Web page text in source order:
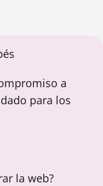
a
para los
la web?